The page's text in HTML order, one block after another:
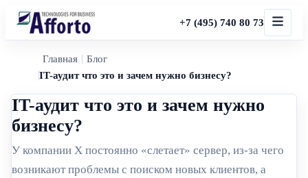
+7 (495) 740 80 73
Главная
Блог
IT-аудит что это и зачем нужно бизнесу?
IT-аудит что это и зачем нужно
бизнесу?
У компании X постоянно «слетает» сервер, из-за чего
возникают проблемы с поиском новых клиентов, а